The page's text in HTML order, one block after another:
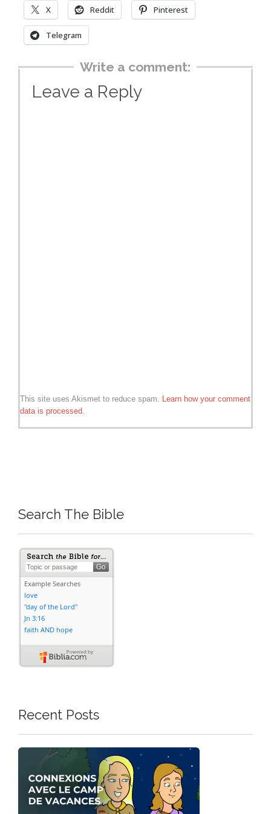
X Reddit Pinterest
Telegram
Write a comment:
Leave a Reply
This site uses Akismet to reduce spam. Learn how your comment
data is processed.
Search The Bible
Recent Posts